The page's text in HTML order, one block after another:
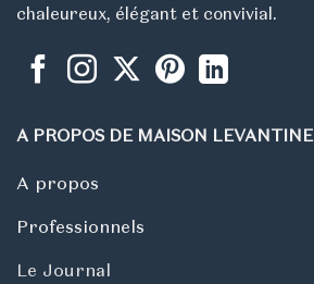
chaleureux, élégant et convivial.
A PROPOS DE MAISON LEVANTINE
A propos
Professionnels
Le Journal